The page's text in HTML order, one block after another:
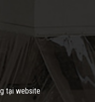
tại website